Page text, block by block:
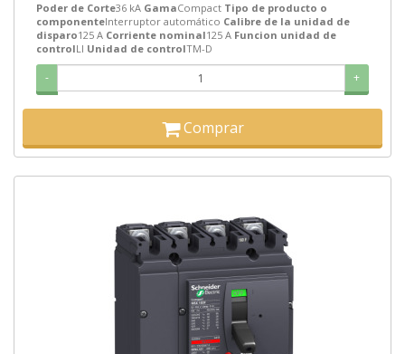
Poder de Corte36 kA GamaCompact Tipo de producto o
componenteInterruptor automático Calibre de la unidad de
disparo125 A Corriente nominal125 A Funcion unidad de
controlLI Unidad de controlTM-D
- +
Comprar